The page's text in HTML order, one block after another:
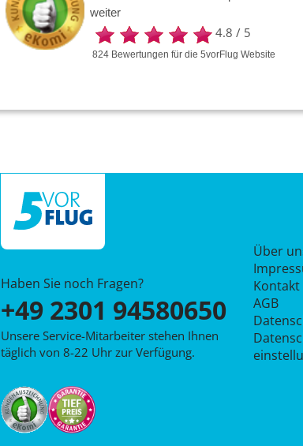
weiter
4.8 / 5
824 Bewertungen für die 5vorFlug Website
Haben Sie noch Fragen?
+49 2301 94580650
Unsere Service-Mitarbeiter stehen Ihnen
täglich von 8-22 Uhr zur Verfügung.
Über
Kontakt
AGB